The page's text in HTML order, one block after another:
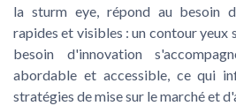
la sturm eye, répond au besoin
rapides et visibles : un contour yeux
besoin d'innovation
abordable et accessible, ce qui
stratégies de mise sur le marché et